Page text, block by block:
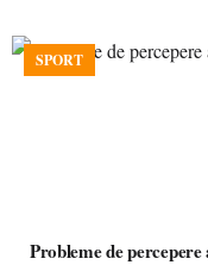
SPORT
Probleme de